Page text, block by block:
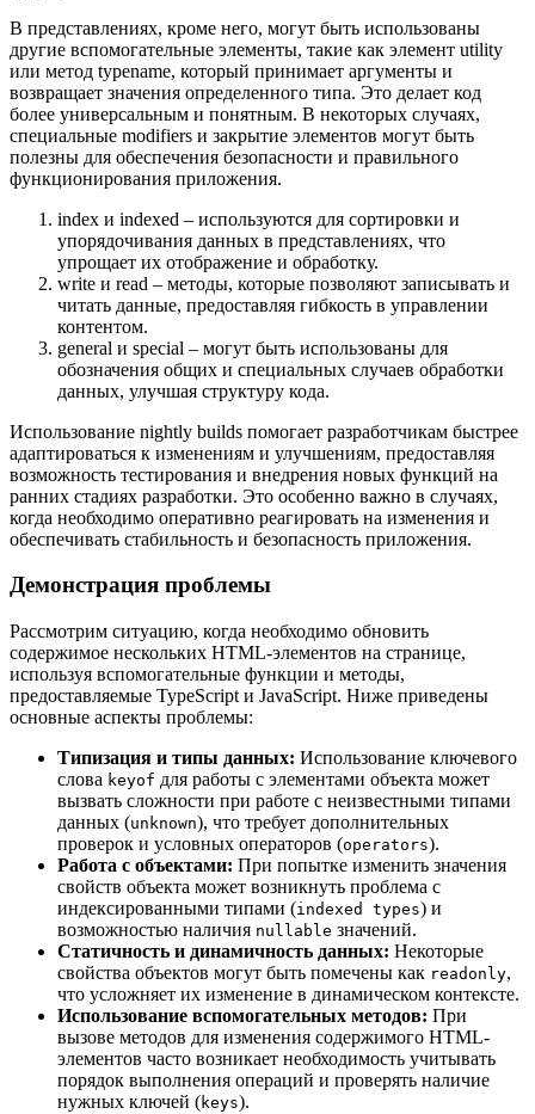
В представлениях, кроме него, могут быть использованы
другие вспомогательные элементы, такие как элемент utility
или метод typename, который принимает аргументы и
возвращает значения определенного типа. Это делает код
более универсальным и понятным. В некоторых случаях,
специальные modifiers и закрытие элементов могут быть
полезны для обеспечения безопасности и правильного
функционирования приложения.
index и indexed – используются для сортировки и
упорядочивания данных в представлениях, что
упрощает их отображение и обработку.
write и read – методы, которые позволяют записывать и
читать данные, предоставляя гибкость в управлении
контентом.
general и special – могут быть использованы для
обозначения общих и специальных случаев обработки
данных, улучшая структуру кода.
Использование nightly builds помогает разработчикам быстрее
адаптироваться к изменениям и улучшениям, предоставляя
возможность тестирования и внедрения новых функций на
ранних стадиях разработки. Это особенно важно в случаях,
когда необходимо оперативно реагировать на изменения и
обеспечивать стабильность и безопасность приложения.
Демонстрация проблемы
Рассмотрим ситуацию, когда необходимо обновить
содержимое нескольких HTML-элементов на странице,
используя вспомогательные функции и методы,
предоставляемые TypeScript и JavaScript. Ниже приведены
основные аспекты проблемы:
Типизация и типы данных: Использование ключевого
слова keyof для работы с элементами объекта может
вызвать сложности при работе с неизвестными типами
данных (unknown), что требует дополнительных
проверок и условных операторов (operators).
Работа с объектами: При попытке изменить значения
свойств объекта может возникнуть проблема с
индексированными типами (indexed types) и
возможностью наличия nullable значений.
Статичность и динамичность данных: Некоторые
свойства объектов могут быть помечены как readonly,
что усложняет их изменение в динамическом контексте.
Использование вспомогательных методов: При
вызове методов для изменения содержимого HTML-
элементов часто возникает необходимость учитывать
порядок выполнения операций и проверять наличие
нужных ключей (keys).